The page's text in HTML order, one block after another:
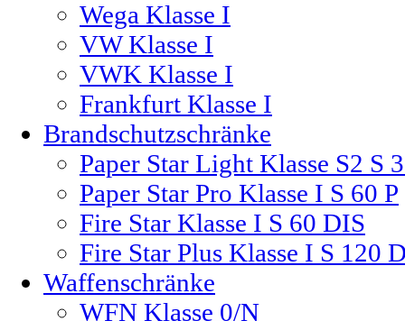
Wega Klasse I
VW Klasse I
VWK Klasse I
Frankfurt Klasse I
Brandschutzschränke
Paper Star Light Klasse S2 S
Paper Star Pro Klasse I S 60 P
Fire Star Klasse I S 60 DIS
Fire Star Plus Klasse I S 120
Waffenschränke
WFN Klasse 0/N